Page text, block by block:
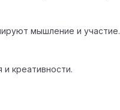
мышление и участие.
креативности.